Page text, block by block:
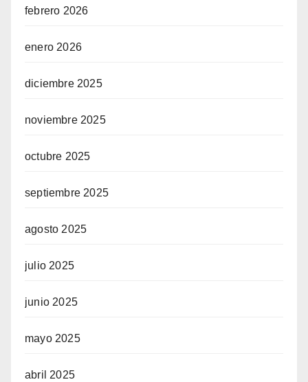
febrero 2026
enero 2026
diciembre 2025
noviembre 2025
octubre 2025
septiembre 2025
agosto 2025
julio 2025
junio 2025
mayo 2025
abril 2025